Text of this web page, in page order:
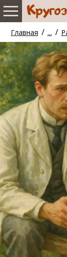
Главная / ... /